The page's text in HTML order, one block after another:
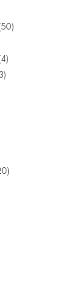
5050
44
1313
20